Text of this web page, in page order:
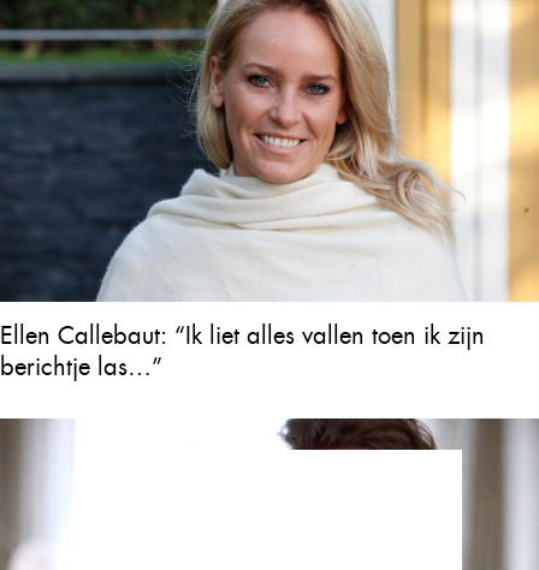
Ellen Callebaut: “Ik liet alles vallen toen ik zijn
berichtje las…”